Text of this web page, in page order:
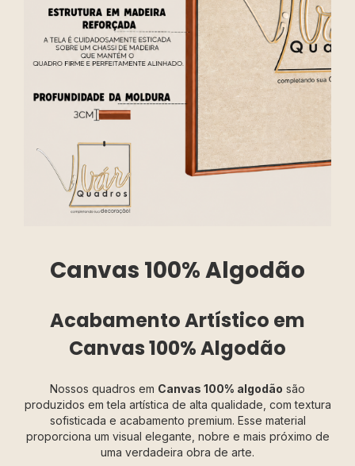
Canvas 100% Algodão
Acabamento Artístico em
Canvas 100% Algodão
Nossos quadros em Canvas 100% algodão são
produzidos em tela artística de alta qualidade, com textura
sofisticada e acabamento premium. Esse material
proporciona um visual elegante, nobre e mais próximo de
uma verdadeira obra de arte.